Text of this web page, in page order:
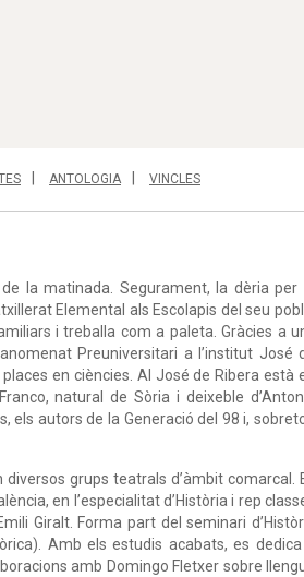
ANTOLOGIA VINCLES
la matinada. Segurament, la dèria per
Elemental als Escolapis del seu
i treballa com a paleta. Gràcies a
Preuniversitari a l’institut José
en ciències. Al José de Ribera està
natural de Sòria i deixeble
els autors de la Generació del 98 i,
grups teatrals d’àmbit comarcal.
en l’especialitat d’Història i rep
Giralt. Forma part del seminari
Amb els estudis acabats, es
amb Domingo Fletxer sobre